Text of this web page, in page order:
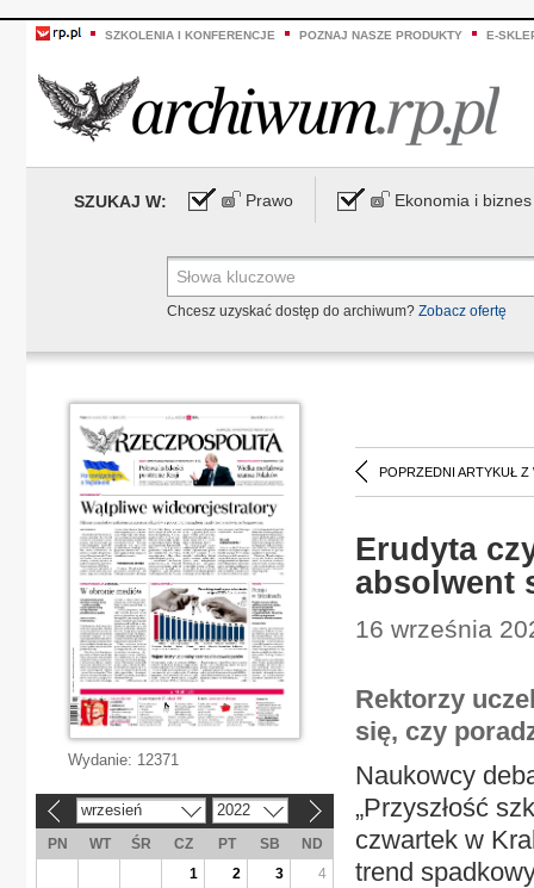
SZKOLENIA I KONFERENCJE POZNAJ NASZE PRODUKTY E-
SZUKAJ W: Prawo Ekonomia i biznes
Chcesz uzyskać dostęp do archiwum? Zobacz ofertę
POPRZEDNI ARTYKUŁ Z
Erudyta
absolwent
16 września
Rektorzy
się, czy
Naukowcy
„Przyszłość
czwartek w
trend
Wydanie: 12371
wrzesień 2022
PN WT ŚR CZ PT SB
ND
1
2 3
4